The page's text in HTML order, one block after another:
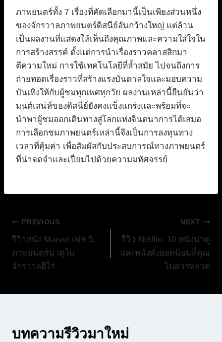
ภาพยนตร์ทั้ง 7 เรื่องที่คัดเลือกมานี้เป็นเพียงส่วนหนึ่ง
ของจักรวาลภาพยนตร์ดิสนีย์อันกว้างใหญ่ แต่ล้วน
เป็นผลงานที่แสดงให้เห็นถึงคุณภาพและความใส่ใจใน
การสร้างสรรค์ ตั้งแต่การนำเรื่องราวคลาสสิกมา
ตีความใหม่ การใช้เทคโนโลยีที่ล้ำสมัย ไปจนถึงการ
ถ่ายทอดเรื่องราวที่สร้างแรงบันดาลใจและมอบความ
บันเทิงให้กับผู้ชมทุกเพศทุกวัย ผลงานเหล่านี้ยืนยันว่า
มนต์เสน่ห์ของดิสนีย์ยังคงแข็งแกร่งและพร้อมที่จะ
นำพาผู้ชมออกเดินทางสู่โลกแห่งจินตนาการได้เสมอ
การเลือกชมภาพยนตร์เหล่านี้จึงเป็นการลงทุนทาง
เวลาที่คุ้มค่า เพื่อสัมผัสกับประสบการณ์ทางภาพยนตร์
ที่น่าจดจำและเปี่ยมไปด้วยความมหัศจรรย์
แนะแนว
เรื่อง
PREVIOUS
รีวิวหนัง Marvel เฟส 5:
ภาพยนตร์น่าดูใน
จักรวาลฮีโร่
NEXT
รีวิว Netflix: 10 หนังน่าดู
และหนังดังยอดนิยมที่คุณ
ไม่ควรพลาด
บทความรีวิวมาใหม่